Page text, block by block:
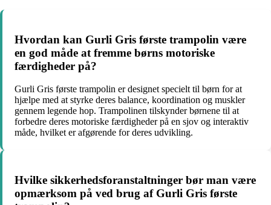
Hvordan kan Gurli Gris første trampolin være
en god måde at fremme børns motoriske
færdigheder på?
Gurli Gris første trampolin er designet specielt til børn for at
hjælpe med at styrke deres balance, koordination og muskler
gennem legende hop. Trampolinen tilskynder børnene til at
forbedre deres motoriske færdigheder på en sjov og interaktiv
måde, hvilket er afgørende for deres udvikling.
Hvilke sikkerhedsforanstaltninger bør man være
opmærksom på ved brug af Gurli Gris første